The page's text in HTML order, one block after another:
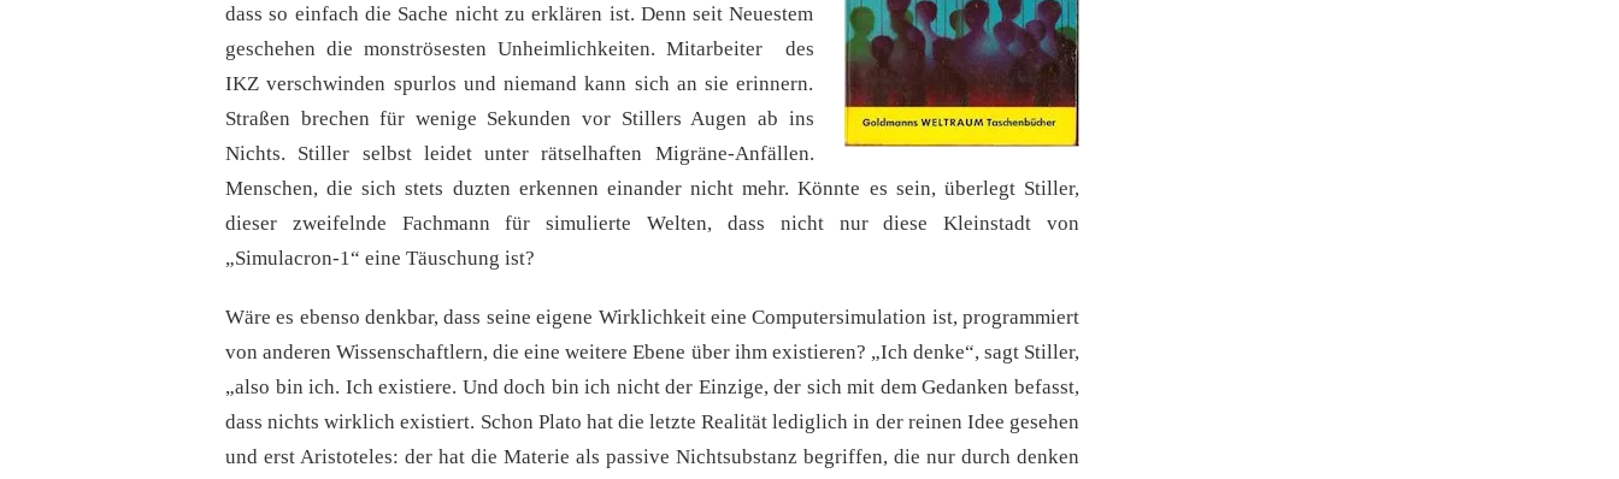
dass so einfach die Sache nicht zu erklären ist. Denn seit Neuestem
geschehen die monströsesten Unheimlichkeiten. Mitarbeiter des
IKZ verschwinden spurlos und niemand kann sich an sie erinnern.
Straßen brechen für wenige Sekunden vor Stillers Augen ab ins
Nichts. Stiller selbst leidet unter rätselhaften Migräne-Anfällen.
Menschen, die sich stets duzten erkennen einander nicht mehr. Könnte es sein, überlegt Stiller,
dieser zweifelnde Fachmann für simulierte Welten, dass nicht nur diese Kleinstadt von
„Simulacron-1“ eine Täuschung ist?
Wäre es ebenso denkbar, dass seine eigene Wirklichkeit eine Computersimulation ist, programmiert
von anderen Wissenschaftlern, die eine weitere Ebene über ihm existieren? „Ich denke“, sagt Stiller,
„also bin ich. Ich existiere. Und doch bin ich nicht der Einzige, der sich mit dem Gedanken befasst,
dass nichts wirklich existiert. Schon Plato hat die letzte Realität lediglich in der reinen Idee gesehen
und erst Aristoteles: der hat die Materie als passive Nichtsubstanz begriffen, die nur durch denken